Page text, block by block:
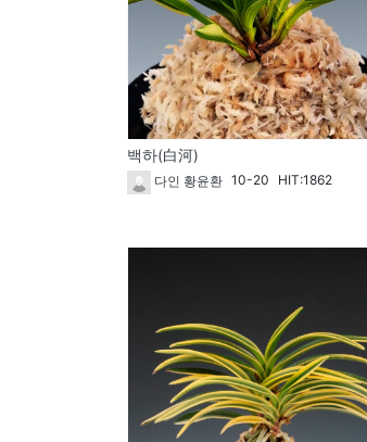
백하(白河)
다인 황윤환 10-20 HIT:1862